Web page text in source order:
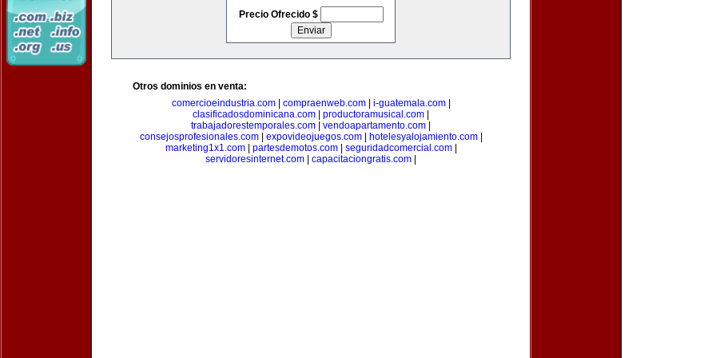
Precio Ofrecido $
Otros dominios en venta:
comercioeindustria.com| compraenweb.com| i-guatemala.com|
clasificadosdominicana.com
productoramusical.com
trabajadorestemporales.com
vendoapartamento.com
consejosprofesionales.com| expovideojuegos.com| hotelesyalojamiento.com|
marketing1x1.com| partesdemotos.com| seguridadcomercial.com|
servidoresinternet.com
capacitaciongratis.com